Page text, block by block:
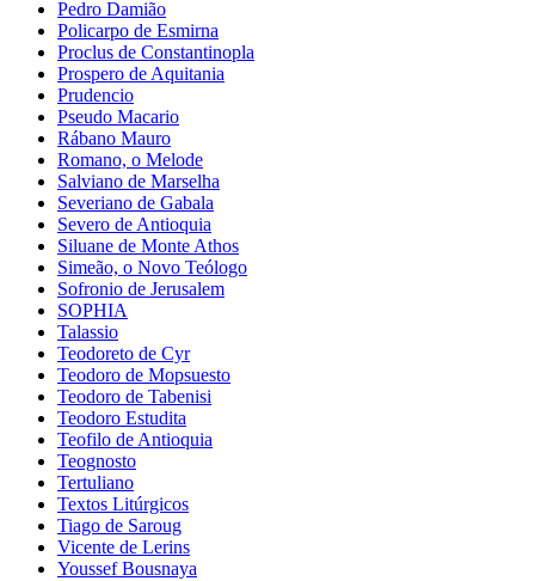
Pedro Damião
Policarpo de Esmirna
Proclus de Constantinopla
Prospero de Aquitania
Prudencio
Pseudo Macario
Rábano Mauro
Romano, o Melode
Salviano de Marselha
Severiano de Gabala
Severo de Antioquia
Siluane de Monte Athos
Simeão, o Novo Teólogo
Sofronio de Jerusalem
SOPHIA
Talassio
Teodoreto de Cyr
Teodoro de Mopsuesto
Teodoro de Tabenisi
Teodoro Estudita
Teofilo de Antioquia
Teognosto
Tertuliano
Textos Litúrgicos
Tiago de Saroug
Vicente de Lerins
Youssef Bousnaya